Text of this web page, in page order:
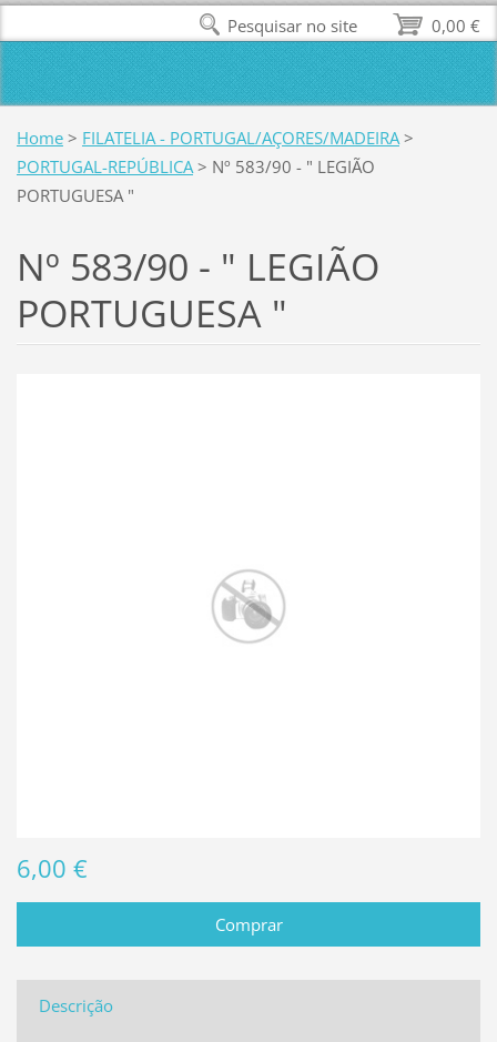
Home > FILATELIA - PORTUGAL/AÇORES/MADEIRA >
PORTUGAL-REPÚBLICA > Nº 583/90 - " LEGIÃO
PORTUGUESA "
Nº 583/90 - " LEGIÃO
PORTUGUESA "
6,00 €
Descrição
0,00 €
Pesquisar no site